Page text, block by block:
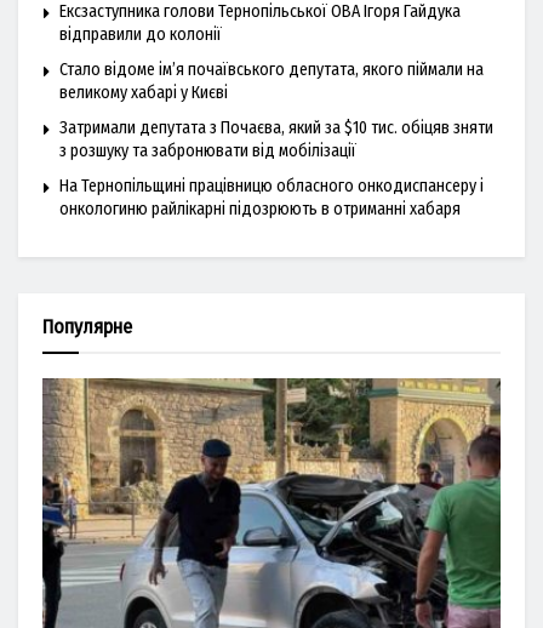
Ексзаступника голови Тернопільської ОВА Ігоря Гайдука
відправили до колонії
Стало відоме ім’я почаївського депутата, якого піймали на
великому хабарі у Києві
Затримали депутата з Почаєва, який за $10 тис. обіцяв зняти
з розшуку та забронювати від мобілізації
На Тернопільщині працівницю обласного онкодиспансеру і
онкологиню райлікарні підозрюють в отриманні хабаря
Популярне